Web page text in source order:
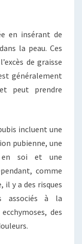
en insérant de
la peau. Ces
de graisse
généralement
peut prendre
incluent une
pubienne, une
en soi et une
comme
y a des risques
associés à la
des